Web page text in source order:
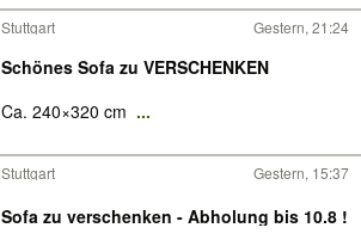
Stuttgart Gestern, 21:24
Schönes Sofa zu VERSCHENKEN
Ca. 240×320 cm ...
Stuttgart Gestern, 15:37
Sofa zu verschenken - Abholung bis 10.8 !